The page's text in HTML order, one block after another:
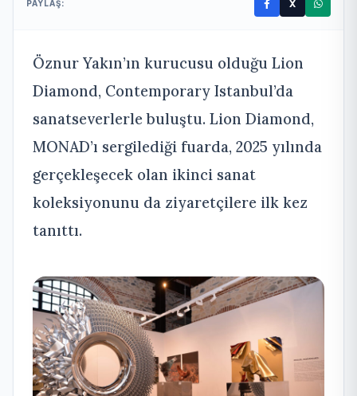
PAYLAŞ: X
Öznur Yakın’ın kurucusu olduğu Lion
Diamond, Contemporary Istanbul’da
sanatseverlerle buluştu. Lion Diamond,
MONAD’ı sergilediği fuarda, 2025 yılında
gerçekleşecek olan ikinci sanat
koleksiyonunu da ziyaretçilere ilk kez
tanıttı.